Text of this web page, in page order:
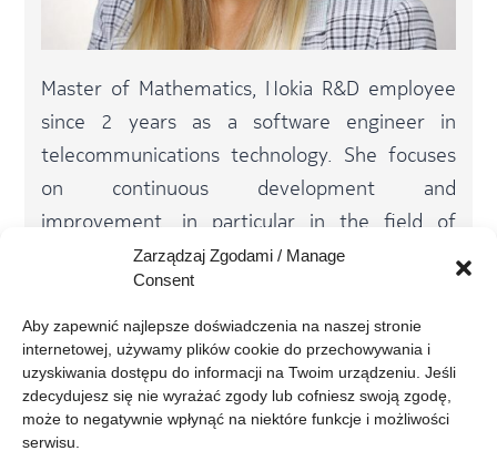
Zarządzaj Zgodami / Manage
Consent
Aby zapewnić najlepsze doświadczenia na naszej stronie
internetowej, używamy plików cookie do przechowywania i
uzyskiwania dostępu do informacji na Twoim urządzeniu. Jeśli
zdecydujesz się nie wyrażać zgody lub cofniesz swoją zgodę,
może to negatywnie wpłynąć na niektóre funkcje i możliwości
serwisu.
Master of Mathematics, Nokia R&D employee
since 2 years as a software engineer in
telecommunications technology. She focuses
on continuous development and
improvement, in particular in the field of
programming and computer networks.
or training in the gym.